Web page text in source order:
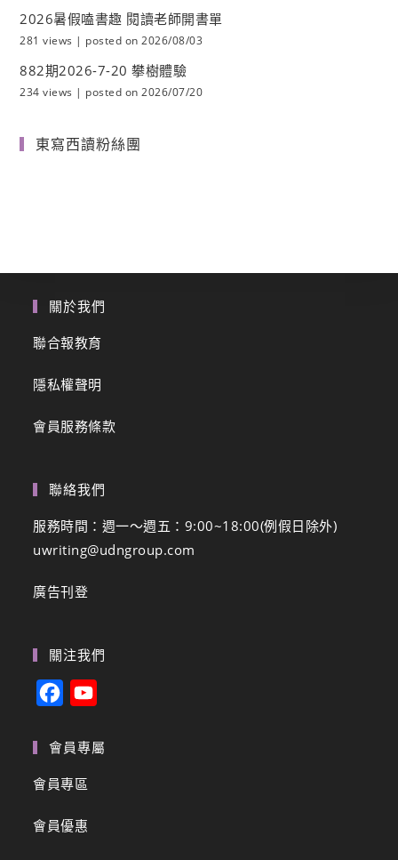
2026暑假嗑書趣 閱讀老師開書單
281 views | posted on 2026/08/03
882期2026-7-20 攀樹體驗
234 views | posted on 2026/07/20
東寫西讀粉絲團
關於我們
聯合報教育
隱私權聲明
會員服務條款
聯絡我們
服務時間：週一～週五：9:00~18:00(例假日除外)
uwriting@udngroup.com
廣告刊登
關注我們
c
e
o
u
會員專屬
會員專區
會員優惠